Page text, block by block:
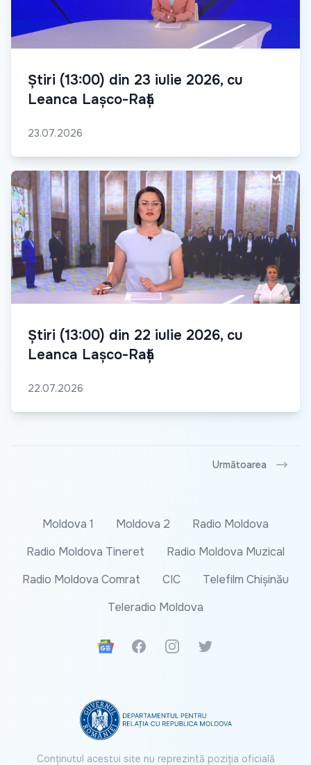
Știri (13:00) din 23 iulie 2026, cu
Leanca Lașco-Rață
23.07.2026
Știri (13:00) din 22 iulie 2026, cu
Leanca Lașco-Rață
22.07.2026
Următoarea
Moldova 1 Moldova 2
Radio Moldova
Radio Moldova Tineret
Radio Moldova Muzical
Radio Moldova Comrat
CIC
Telefilm Chișinău
Teleradio Moldova
Google News
FacebookInstagramTwitter
Conținutul acestui site nu reprezintă poziția oficială